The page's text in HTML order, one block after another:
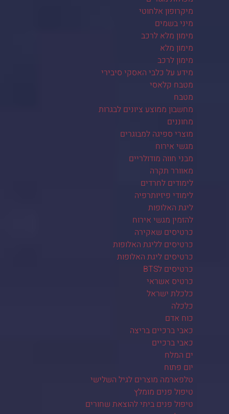
מיקרופון אלחוטי
מיני בשמים
מימון מלא לרכב
מימון מלא
מימון לרכב
מידע על כלבי האסקי סיבירי
מטבח קלאסי
מטבח
מחשבון ממוצע ציונים לבגרות
מחוננים
מוצרי ספיגה למבוגרים
מגשי אירוח
מבני חווה מודולריים
מאוורר תקרה
לימודים לחרדים
לימודי פיזיותרפיה
ליגת האלופות
להזמין מגשי אירוח
כרטיסים שאקירה
כרטיסים לליגת האלופות
כרטיסים ליגת האלופות
כרטיסים לBTS
כרטיס אשראי
כלכלת ישראל
כלכלה
כוח אדם
כאבי ברכיים בריצה
כאבי ברכיים
ים המלח
יום פתוח
טלפארמה מוצרים לגיל השלישי
טיפול פנים מומלץ
טיפול פנים ביתי להוצאת שחורים